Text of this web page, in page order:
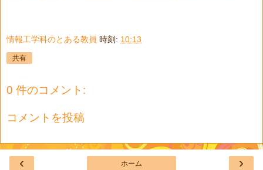
情報工学科のとある教員 時刻: 10:13
共有
0 件のコメント:
コメントを投稿
‹ ›
ホーム